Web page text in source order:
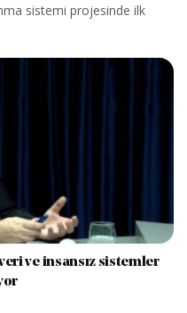
sistemi projesinde ilk
ve insansız sistemler